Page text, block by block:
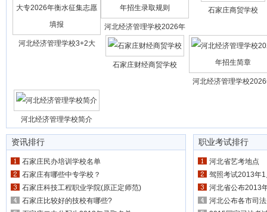
河北经济管理学校3+2大
河北经济管理学校2026年
石家庄商贸学校
石家庄财经商贸学校
河北经济管理学校
河北经济管理学校简介
资讯排行
石家庄民办培训学校名单
石家庄有哪些中专学校？
石家庄科技工程职业学院(原正定师范)
石家庄比较好的技校有哪些?
职业考试排行
河北省艺考地点
驾照考试2013年
河北省公布2013
河北公布各市司